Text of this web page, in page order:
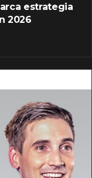
estrategia
2026